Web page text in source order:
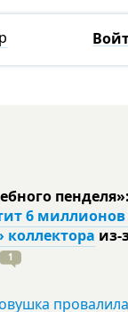
6
коллектора из-
1